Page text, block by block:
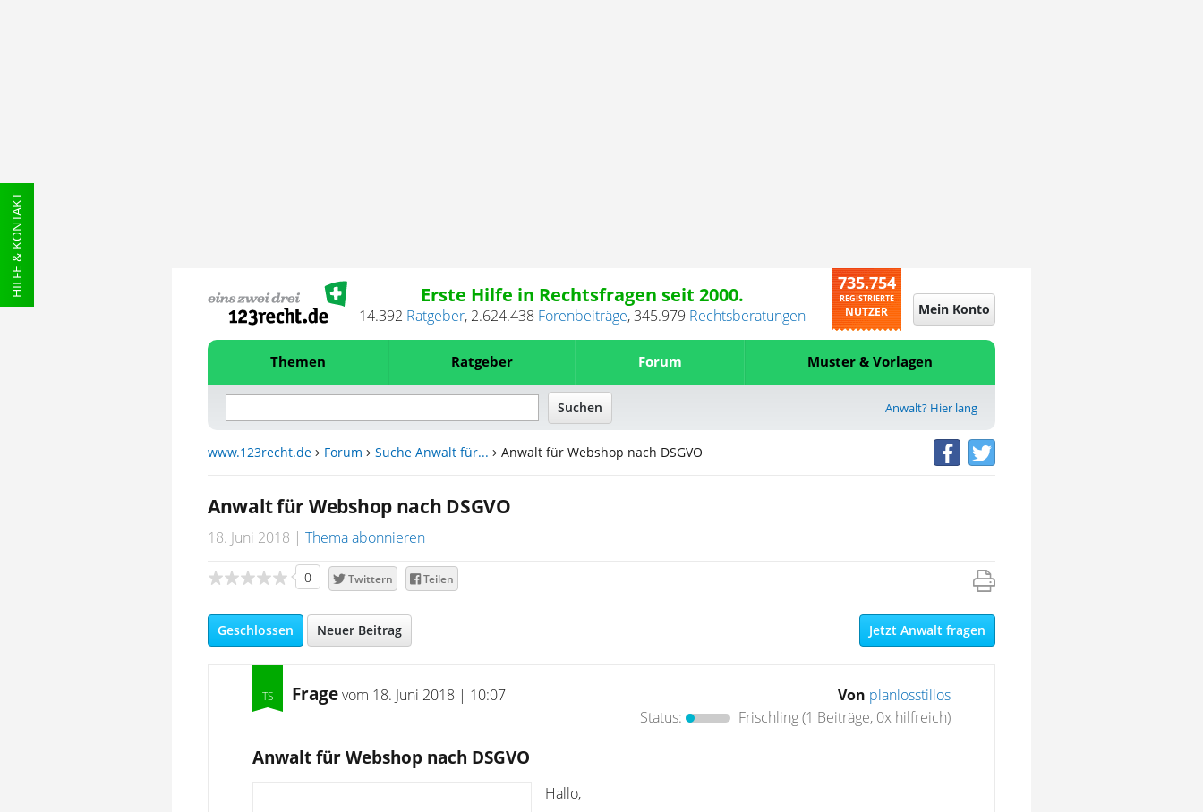
HILFE & KONTAKT Erste Hilfe in Rechtsfragen seit 2000.
14.392 Ratgeber, 2.624.438 Forenbeiträge,345.979 Rechtsberatungen
735.754
REGISTRIERTE
NUTZER Mein Konto
Themen Ratgeber Forum Muster & Vorlagen
Anwalt? Hier lang
www.123recht.de Forum Suche Anwalt für... Anwalt für Webshop nach DSGVO
Anwalt für Webshop nach DSGVO
18. Juni 2018 Thema abonnieren
0 Twittern Teilen
Geschlossen Neuer Beitrag Jetzt Anwalt fragen
Fragevom 18. Juni 2018 | 10:07 Von planlosstillos
Status:
Frischling(1 Beiträge, 0x hilfreich)
Anwalt für Webshop nach DSGVO
Hallo,